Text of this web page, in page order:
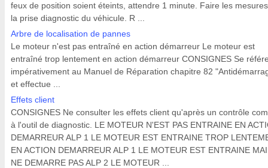
feux de position soient éteints, attendre 1 minute. Faire les
la prise diagnostic du véhicule. R ...
Arbre de localisation de pannes
Le moteur n'est pas entraîné en action démarreur Le moteur est
entraîné trop lentement en action démarreur CONSIGNES Se
impérativement au Manuel de Réparation chapitre 82
et effectue ...
Effets client
CONSIGNES Ne consulter les effets client qu'après un contrôle
à l'outil de diagnostic. LE MOTEUR N'EST PAS ENTRAINE EN
DEMARREUR ALP 1 LE MOTEUR EST ENTRAINE TROP
EN ACTION DEMARREUR ALP 1 LE MOTEUR EST ENTRAINE
NE DEMARRE PAS ALP 2 LE MOTEUR ...